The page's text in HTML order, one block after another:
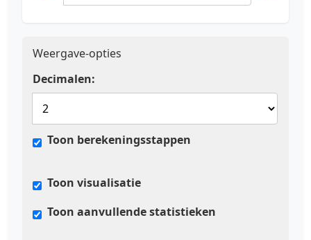
Weergave-opties
Decimalen:
Toon berekeningsstappen
Toon visualisatie
Toon aanvullende statistieken